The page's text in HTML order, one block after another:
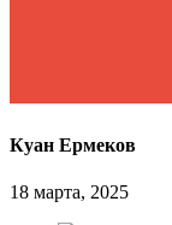
Куан Ермеков
18 марта, 2025